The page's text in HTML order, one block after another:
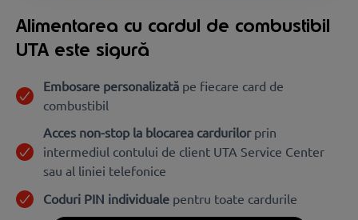
Alimentarea cu cardul de combustibil
UTA este sigură
Embosare personalizată pe fiecare card de
combustibil
Acces non-stop la blocarea cardurilor prin
intermediul contului de client UTA Service Center
sau al liniei telefonice
Coduri PIN individuale pentru toate cardurile